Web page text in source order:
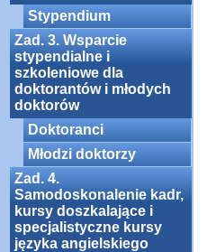
Stypendium
Zad. 3. Wsparcie
stypendialne i
szkoleniowe dla
doktorantów i młodych
doktorów
Doktoranci
Młodzi doktorzy
Zad. 4.
Samodoskonalenie kadr,
kursy doszkalające i
specjalistyczne kursy
języka angielskiego